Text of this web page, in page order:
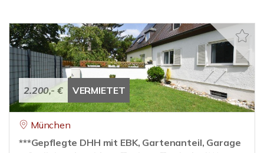
2.200,- € VERMIETET
München
***Gepflegte DHH mit EBK, Gartenanteil, Garage